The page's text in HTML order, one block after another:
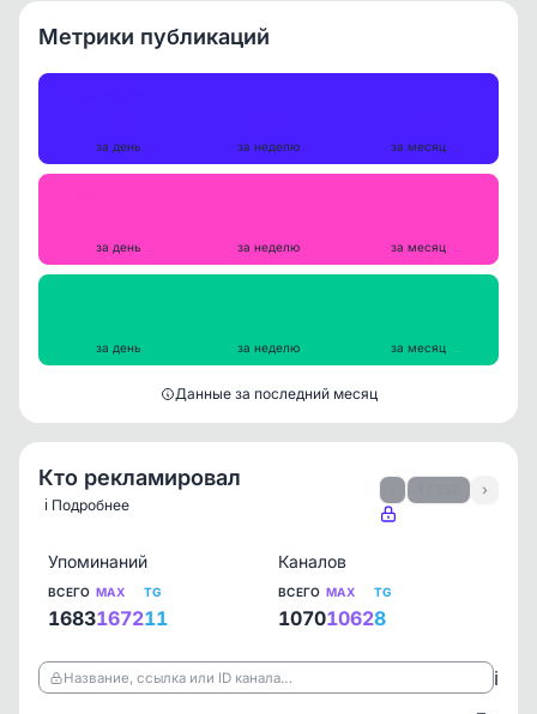
Метрики публикаций
за день за неделю за месяц
за день за неделю за месяц
за день за неделю за месяц
Данные за последний месяц
Кто рекламировал
ℹ️ Подробнее
›
Упоминаний
ВСЕГО
1683
MAX
1672
TG
11
Каналов
ВСЕГО
1070
MAX
1062
TG
8
Название, ссылка или ID канала… ℹ️